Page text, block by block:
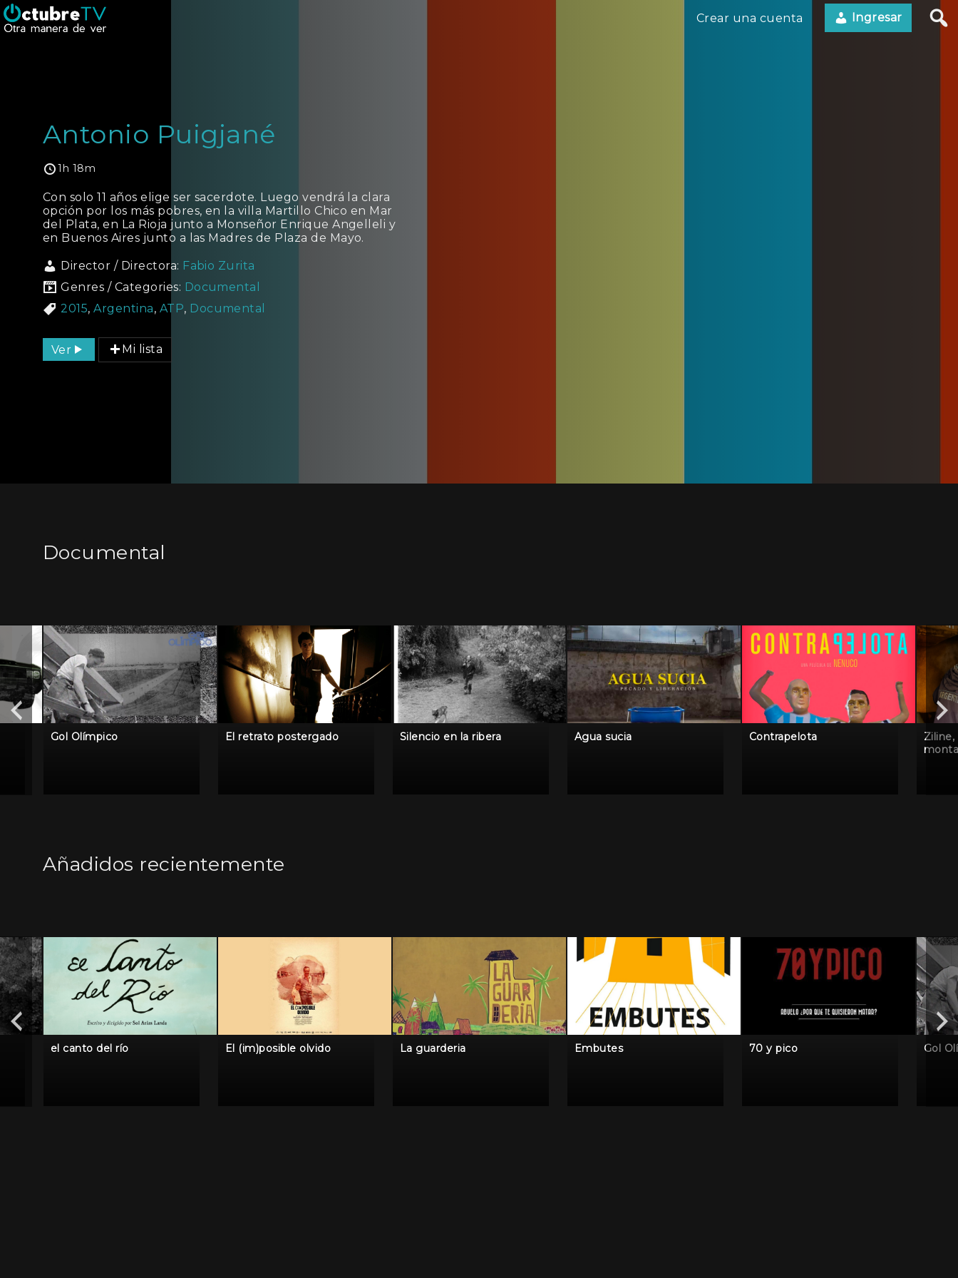
Crear una cuenta Ingresar
Antonio Puigjané
1h 18m
Con solo 11 años elige ser sacerdote. Luego vendrá la clara
opción por los más pobres, en la villa Martillo Chico en Mar
del Plata, en La Rioja junto a Monseñor Enrique Angelleli y
en Buenos Aires junto a las Madres de Plaza de Mayo.
Director / Directora: Fabio Zurita
Genres / Categories: Documental
2015,Argentina, ATP, Documental
Ver Mi lista
Documental
Gol Olímpico El retrato postergado Silencio en la ribera Agua sucia Contrapelota
Añadidos recientemente
el canto del río El (im)posible olvido La guarderia Embutes 70 y pico Gol